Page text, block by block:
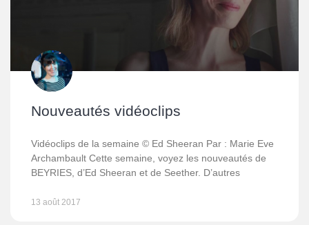
Nouveautés vidéoclips
Vidéoclips de la semaine © Ed Sheeran Par : Marie Eve
Archambault Cette semaine, voyez les nouveautés de
BEYRIES, d’Ed Sheeran et de Seether. D’autres
13 août 2017